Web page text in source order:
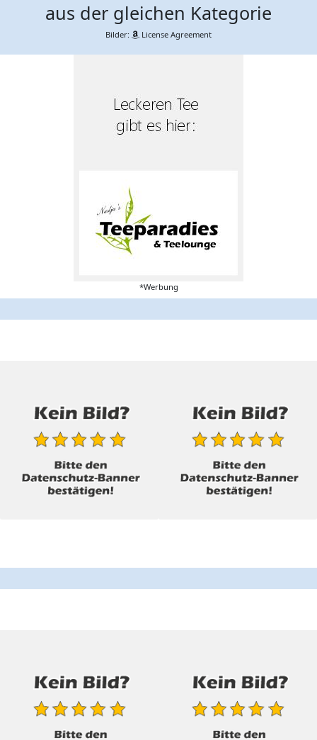
aus der gleichen Kategorie
Bilder: License Agreement
*Werbung